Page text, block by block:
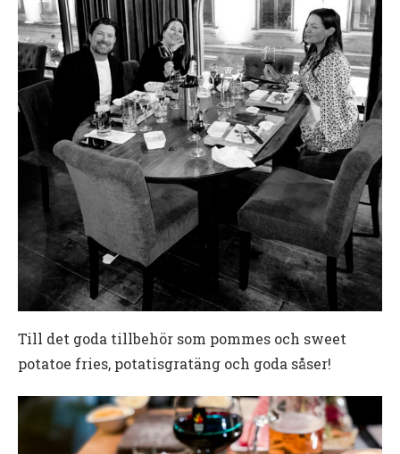
Till det goda tillbehör som pommes och sweet
potatoe fries, potatisgratäng och goda såser!